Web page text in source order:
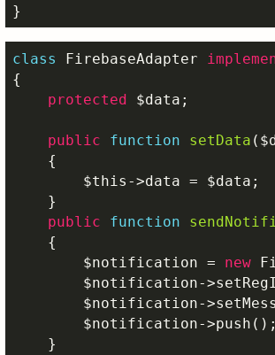
}
class FirebaseAdapter
{
protected
$data ;
public function setData (
{
$this ->data = $data ;
    }
public
function
{
$notification = new
$notification-
$notification-
$notification->push();
    }